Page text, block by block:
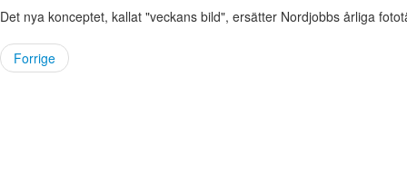
Det nya konceptet, kallat "veckans bild", ersätter Nordjobbs årliga
Forrige